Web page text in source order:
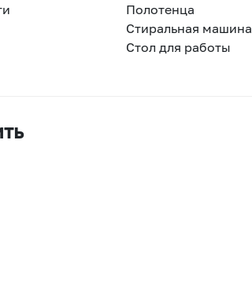
Полотенца
Стиральная машина
Стол для работы